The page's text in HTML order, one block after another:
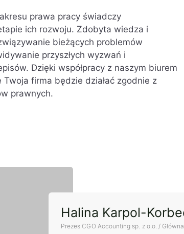
prawa pracy świadczy
ich rozwoju. Zdobyta wiedza i
bieżących problemów
przyszłych wyzwań i
Dzięki współpracy z naszym biurem
firma będzie działać zgodnie z
prawnych.
Halina Karpol-
Prezes CGO Accounting sp. z o.o. /